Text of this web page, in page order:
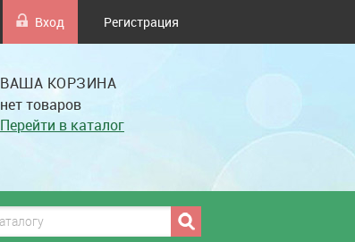
Вход Регистрация
ВАША КОРЗИНА
нет товаров
Перейти в каталог